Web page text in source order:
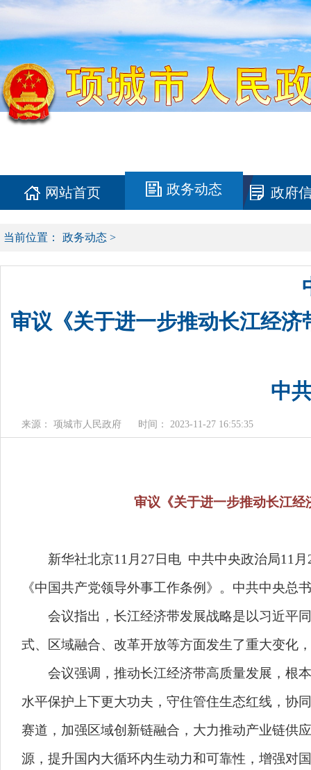
网站首页 政务动态 政府
当前位置： 政务动态 >
审议《关于进一步推动长江经
中
来源： 项城市人民政府 时间： 2023-11-27 16:55:35
审议《关于进一步推动长江经
新华社北京11月27日电 中共中央政治局11月
《中国共产党领导外事工作条例》。中共中央总
会议指出，长江经济带发展战略是以习近平同
式、区域融合、改革开放等方面发生了重大变化
会议强调，推动长江经济带高质量发展，根本
水平保护上下更大功夫，守住管住生态红线，协
赛道，加强区域创新链融合，大力推动产业链供
源，提升国内大循环内生动力和可靠性，增强对